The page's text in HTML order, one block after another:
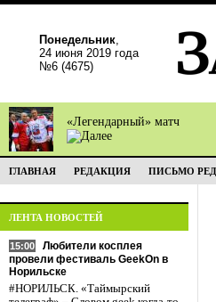
Понедельник,
24 июня 2019 года
№6 (4675)
«Легендарный» матч
ГЛАВНАЯ РЕДАКЦИЯ ПИСЬМО
ЛЕНТА НОВОСТЕЙ
15:00
Любители косплея
провели фестиваль GeekOn в
Норильске
#НОРИЛЬСК. «Таймырский